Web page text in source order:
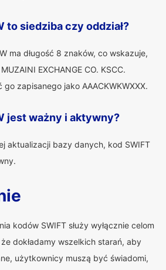
to siedziba czy oddział?
ma długość 8 znaków, co wskazuje,
EXCHANGE CO. KSCC.
zapisanego jako AAACKWKWXXX.
jest ważny i aktywny?
aktualizacji bazy danych, kod SWIFT
kodów SWIFT służy wyłącznie celom
dokładamy wszelkich starań, aby
użytkownicy muszą być świadomi,